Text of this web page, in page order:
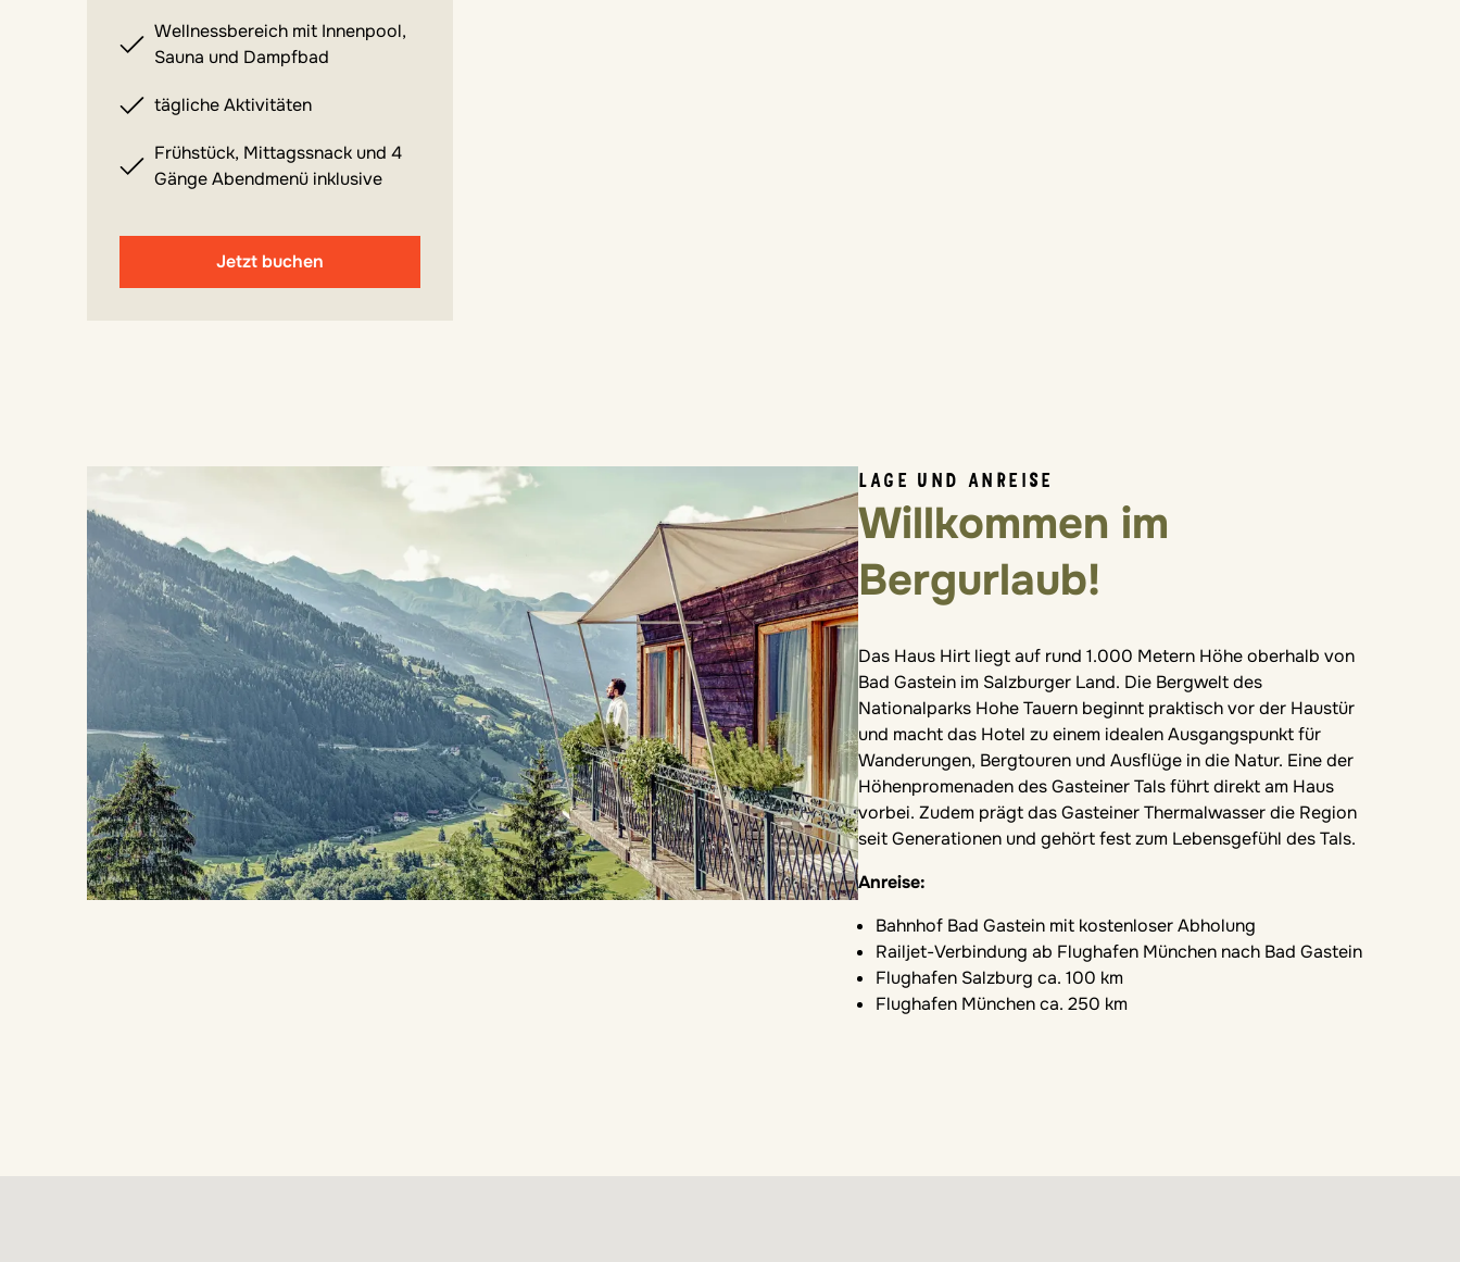
Wellnessbereich mit Innenpool,
Sauna und Dampfbad
tägliche Aktivitäten
Frühstück, Mittagssnack und 4
Gänge Abendmenü inklusive
Jetzt buchen
LAGE UND ANREISE
Willkommen im
Bergurlaub!
ChatGPT:
Das Haus Hirt liegt auf rund 1.000 Metern Höhe oberhalb von
Bad Gastein im Salzburger Land. Die Bergwelt des
Nationalparks Hohe Tauern beginnt praktisch vor der Haustür
und macht das Hotel zu einem idealen Ausgangspunkt für
Wanderungen, Bergtouren und Ausflüge in die Natur. Eine der
Höhenpromenaden des Gasteiner Tals führt direkt am Haus
vorbei. Zudem prägt das Gasteiner Thermalwasser die Region
seit Generationen und gehört fest zum Lebensgefühl des Tals.
Anreise:
Bahnhof Bad Gastein mit kostenloser Abholung
Railjet-Verbindung ab Flughafen München nach Bad Gastein
Flughafen Salzburg ca. 100 km
Flughafen München ca. 250 km